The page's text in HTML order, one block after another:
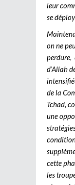
leur
se
on ne
perdure,
d’Allah
de la
Tchad,
une
cette
les